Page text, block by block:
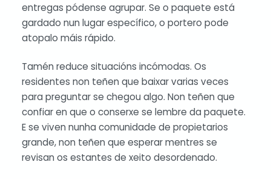
entregas pódense agrupar. Se o paquete está
gardado nun lugar específico, o portero pode
atopalo máis rápido.
Tamén reduce situacións incómodas. Os
residentes non teñen que baixar varias veces
para preguntar se chegou algo. Non teñen que
confiar en que o conserxe se lembre da paquete.
E se viven nunha comunidade de propietarios
grande, non teñen que esperar mentres se
revisan os estantes de xeito desordenado.